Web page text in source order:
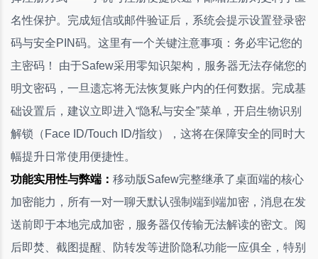
名性保护。完成短信或邮件验证后，系统会提示设置登录密
码与安全PIN码。这里有一个关键注意事项：务必牢记您的
主密码！ 由于Safew采用零知识架构，服务器无法存储您的
明文密码，一旦遗忘将无法恢复账户内的任何数据。完成基
础设置后，建议立即进入“隐私与安全”菜单，开启生物识别
解锁（Face ID/Touch ID/指纹），这将在保障安全的同时大
幅提升日常使用便捷性。
功能实用性与弊端： 移动版Safew完整继承了桌面端的核心
加密能力，所有一对一聊天默认强制端到端加密，消息在发
送前即于本地完成加密，服务器仅传输无法解读的密文。阅
后即焚、截图提醒、防转发等进阶隐私功能一应俱全，特别